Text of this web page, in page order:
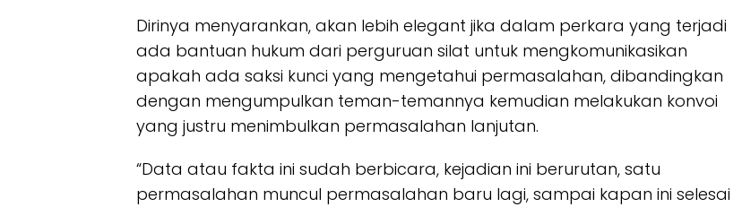
Dirinya menyarankan, akan lebih elegant jika dalam perkara yang terjadi
ada bantuan hukum dari perguruan silat untuk mengkomunikasikan
apakah ada saksi kunci yang mengetahui permasalahan, dibandingkan
dengan mengumpulkan teman-temannya kemudian melakukan konvoi
yang justru menimbulkan permasalahan lanjutan.
“Data atau fakta ini sudah berbicara, kejadian ini berurutan, satu
permasalahan muncul permasalahan baru lagi, sampai kapan ini selesai